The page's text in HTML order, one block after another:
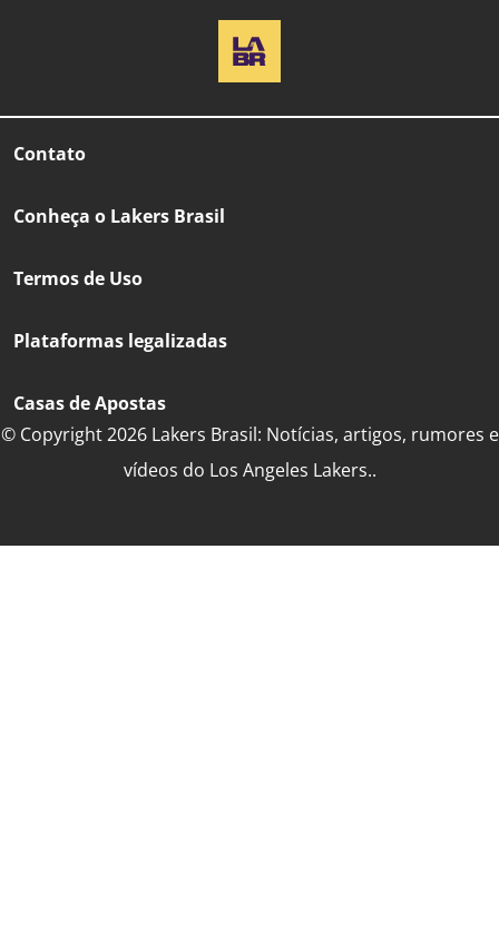
Contato
Conheça o Lakers Brasil
Termos de Uso
Plataformas legalizadas
Casas de Apostas
© Copyright 2026 Lakers Brasil: Notícias, artigos, rumores e
vídeos do Los Angeles Lakers..